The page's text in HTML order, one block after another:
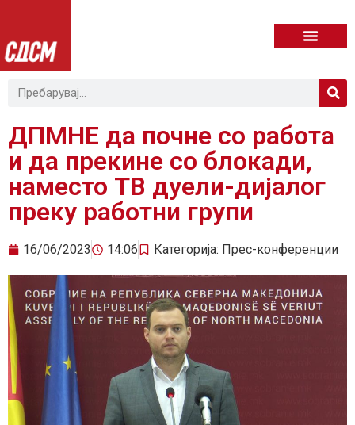
ДПМНЕ да почне со работа
и да прекине со блокади,
наместо ТВ дуели-дијалог
преку работни групи
16/06/2023 14:06 Категорија: Прес-конференции